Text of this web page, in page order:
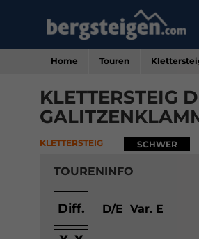
Home Touren
KLETTERSTEIG
KLETTERSTEIG SCHWER
TOURENINFO
Diff. D/E Var. E